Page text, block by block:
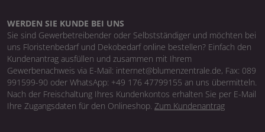
WERDEN SIE KUNDE BEI UNS
Sie sind Gewerbetreibender oder Selbstständiger und möchten bei
uns Floristenbedarf und Dekobedarf online bestellen? Einfach den
Kundenantrag ausfüllen und zusammen mit Ihrem
Gewerbenachweis via E-Mail: internet@blumenzentrale.de, Fax: 089
991599-90 oder WhatsApp: +49 176 47799155 an uns übermitteln.
Nach der Freischaltung Ihres Kundenkontos erhalten Sie per E-Mail
Ihre Zugangsdaten für den Onlineshop. Zum Kundenantrag